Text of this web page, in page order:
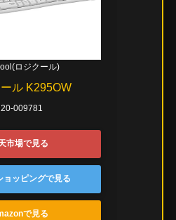
ロジクール)
ル K295OW
009781
市場で見る
ョッピングで見る
で見る